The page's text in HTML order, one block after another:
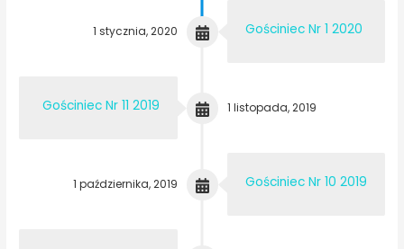
Gościniec Nr 1 2020
1 stycznia, 2020
Gościniec Nr 11 2019 1 listopada, 2019
Gościniec Nr 10 2019
1 października, 2019